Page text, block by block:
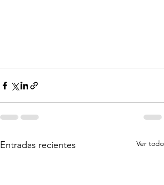
Entradas recientes Ver todo